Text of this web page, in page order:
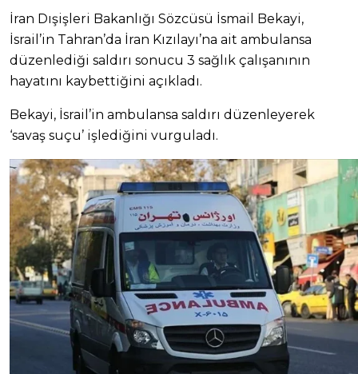
İran Dışişleri Bakanlığı Sözcüsü İsmail Bekayi,
İsrail’in Tahran’da İran Kızılayı’na ait ambulansa
düzenlediği saldırı sonucu 3 sağlık çalışanının
hayatını kaybettiğini açıkladı.
Bekayi, İsrail’in ambulansa saldırı düzenleyerek
‘savaş suçu’ işlediğini vurguladı.